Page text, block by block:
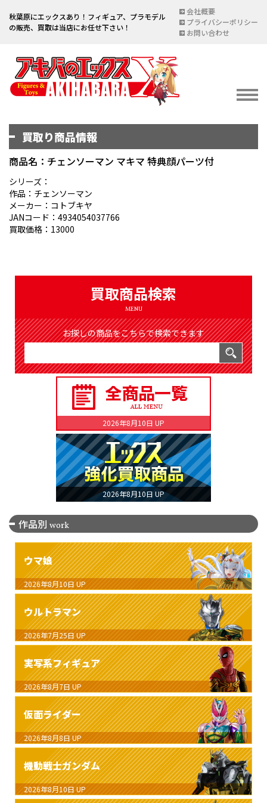
秋葉原にエックスあり！フィギュア、プラモデル
の販売、買取は当店にお任せ下さい！
会社概要
プライバシーポリシー
お問い合わせ
イベント情報
宅配買取のご案内
DELIVERY PURCHASE
買取お申し込み
ASSESSMENT
買取り商品情報
商品名：チェンソーマン マキマ 特典顔パーツ付
シリーズ：
作品：チェンソーマン
メーカー：コトブキヤ
JANコード：4934054037766
買取価格：13000
買取商品検索
MENU
お探しの商品をこちらで検索できます
2026年8月10日 UP
2026年8月10日 UP
作品別 work
ウマ娘
2026年8月10日 UP
ウルトラマン
2026年7月25日 UP
実写系フィギュア
2026年8月7日 UP
仮面ライダー
2026年8月8日 UP
機動戦士ガンダム
2026年8月10日 UP